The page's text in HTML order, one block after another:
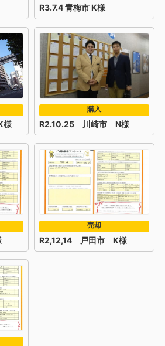
R3.7.4 青梅市 K様
様
購入
R2.10.25 川崎市 N様
売却
R2,12,14 戸田市 K様